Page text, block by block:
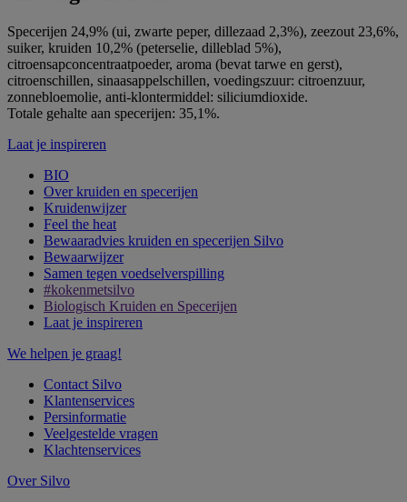
Specerijen 24,9% (ui, zwarte peper, dillezaad 2,3%), zeezout 23,6%,
suiker, kruiden 10,2% (peterselie, dilleblad 5%),
citroensapconcentraatpoeder, aroma (bevat tarwe en gerst),
citroenschillen, sinaasappelschillen, voedingszuur: citroenzuur,
zonnebloemolie, anti-klontermiddel: siliciumdioxide.
Totale gehalte aan specerijen: 35,1%.
Laat je inspireren
BIO
Over kruiden en specerijen
Kruidenwijzer
Feel the heat
Bewaaradvies kruiden en specerijen Silvo
Bewaarwijzer
Samen tegen voedselverspilling
#kokenmetsilvo
Biologisch Kruiden en Specerijen
Laat je inspireren
We helpen je graag!
Contact Silvo
Klantenservices
Persinformatie
Veelgestelde vragen
Klachtenservices
Over Silvo